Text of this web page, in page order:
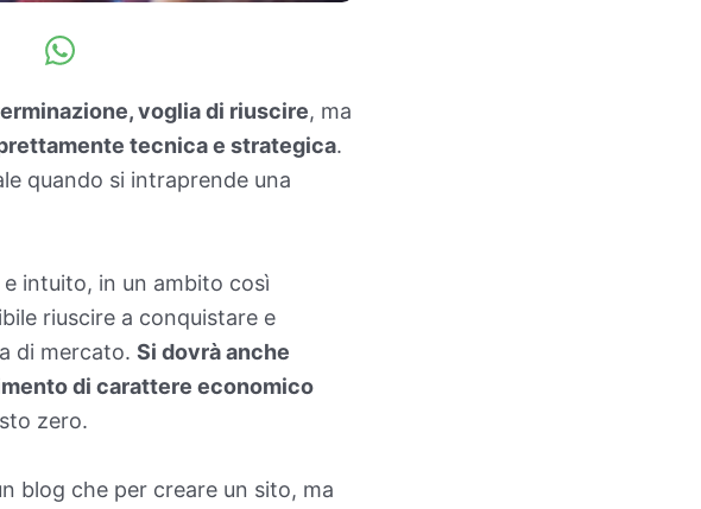
voglia di riuscire, ma
tecnica e strategica.
quando si intraprende una
intuito, in un ambito così
riuscire a conquistare e
di mercato. Si dovrà anche
di carattere economico
zero.
blog che per creare un sito, ma